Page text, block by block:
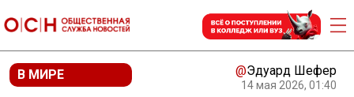
В МИРЕ @Эдуард Шефер
14 мая 2026, 01:40